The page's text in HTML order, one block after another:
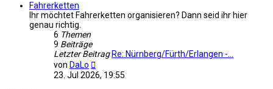
Fahrerketten
Ihr möchtet Fahrerketten organisieren? Dann seid ihr hier
genau richtig.
6 Themen
9 Beiträge
Letzter Beitrag Re: Nürnberg/Fürth/Erlangen -…
von DaLo
Beitrag
23. Jul 2026, 19:55